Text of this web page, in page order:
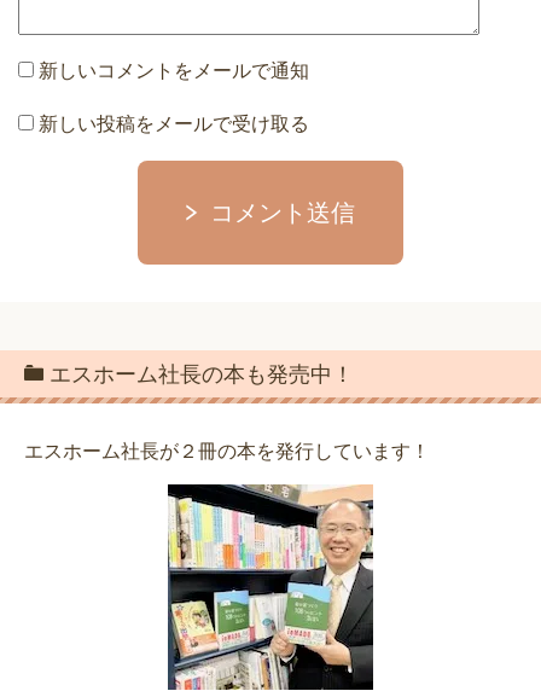
新しいコメントをメールで通知
新しい投稿をメールで受け取る
コメント送信
エスホーム社長の本も発売中！
エスホーム社長が２冊の本を発行しています！